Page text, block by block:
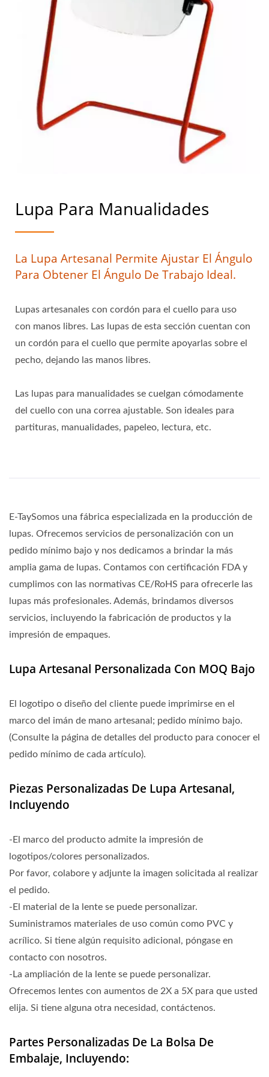
Lupa Para Manualidades
La Lupa Artesanal Permite Ajustar El Ángulo
Para Obtener El Ángulo De Trabajo Ideal.
Lupas artesanales con cordón para el cuello para uso
con manos libres. Las lupas de esta sección cuentan con
un cordón para el cuello que permite apoyarlas sobre el
pecho, dejando las manos libres.
Las lupas para manualidades se cuelgan cómodamente
del cuello con una correa ajustable. Son ideales para
partituras, manualidades, papeleo, lectura, etc.
E-TaySomos una fábrica especializada en la producción de
lupas. Ofrecemos servicios de personalización con un
pedido mínimo bajo y nos dedicamos a brindar la más
amplia gama de lupas. Contamos con certificación FDA y
cumplimos con las normativas CE/RoHS para ofrecerle las
lupas más profesionales. Además, brindamos diversos
servicios, incluyendo la fabricación de productos y la
impresión de empaques.
Lupa Artesanal Personalizada Con MOQ Bajo
El logotipo o diseño del cliente puede imprimirse en el
marco del imán de mano artesanal; pedido mínimo bajo.
(Consulte la página de detalles del producto para conocer el
pedido mínimo de cada artículo).
Piezas Personalizadas De Lupa Artesanal,
Incluyendo
-El marco del producto admite la impresión de
logotipos/colores personalizados.
Por favor, colabore y adjunte la imagen solicitada al realizar
el pedido.
-El material de la lente se puede personalizar.
Suministramos materiales de uso común como PVC y
acrílico. Si tiene algún requisito adicional, póngase en
contacto con nosotros.
-La ampliación de la lente se puede personalizar.
Ofrecemos lentes con aumentos de 2X a 5X para que usted
elija. Si tiene alguna otra necesidad, contáctenos.
Partes Personalizadas De La Bolsa De
Embalaje, Incluyendo: